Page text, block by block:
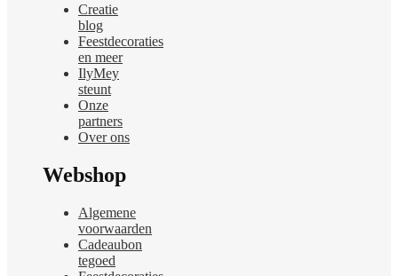
Creatie
blog
Feestdecoraties
en meer
IlyMey
steunt
Onze
partners
Over ons
Webshop
Algemene
voorwaarden
Cadeaubon
tegoed